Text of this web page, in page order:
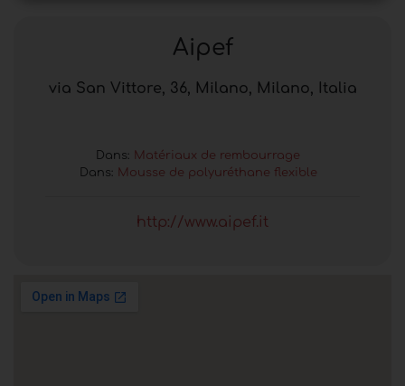
Aipef
via San Vittore, 36, Milano, Milano, Italia
Dans: Matériaux de rembourrage
Dans: Mousse de polyuréthane flexible
http://www.aipef.it